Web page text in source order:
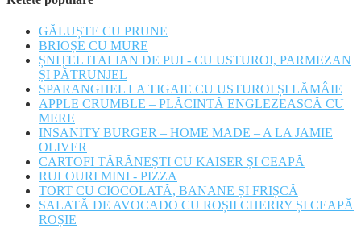
GĂLUȘTE CU PRUNE
BRIOȘE CU MURE
ȘNIȚEL ITALIAN DE PUI - CU USTUROI, PARMEZAN
ȘI PĂTRUNJEL
SPARANGHEL LA TIGAIE CU USTUROI ȘI LĂMÂIE
APPLE CRUMBLE – PLĂCINTĂ ENGLEZEASCĂ CU
MERE
INSANITY BURGER – HOME MADE – A LA JAMIE
OLIVER
CARTOFI TĂRĂNEȘTI CU KAISER ȘI CEAPĂ
RULOURI MINI - PIZZA
TORT CU CIOCOLATĂ, BANANE ȘI FRIȘCĂ
SALATĂ DE AVOCADO CU ROȘII CHERRY ȘI CEAPĂ
ROȘIE